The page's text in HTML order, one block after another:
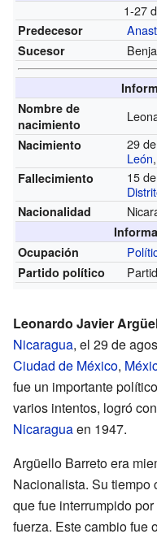
1-27
Predecesor
Sucesor
Nombre de
nacimiento
Nacimiento
29
León,
Fallecimiento
15
Nacionalidad
Ocupación
Partido político
Leonardo Javier
Nicaragua, el 29 de
Ciudad de México,
fue un importante
varios intentos, logró
Nicaraguaen 1947.
Argüello Barreto era
Nacionalista. Su tiempo
que fue interrumpido
fuerza. Este cambio fue